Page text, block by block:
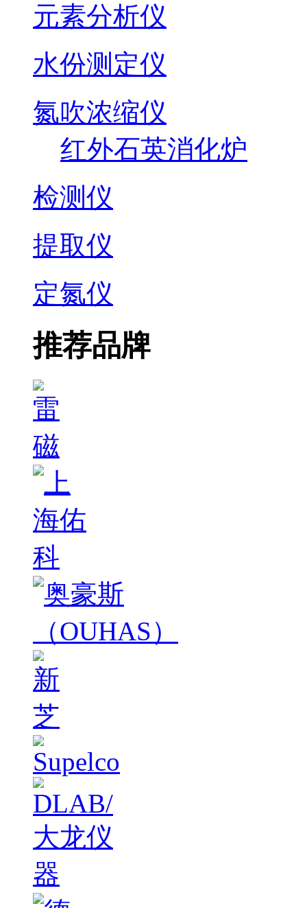
元素分析仪
水份测定仪
氮吹浓缩仪
红外石英消化炉
检测仪
提取仪
定氮仪
推荐品牌